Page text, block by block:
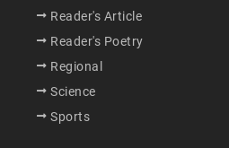
Reader's Article
Reader's Poetry
Regional
Science
Sports